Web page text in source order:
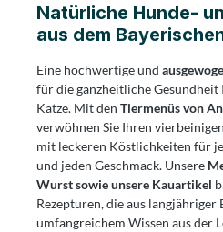
Natürliche Hunde-
aus dem
Eine hochwertige und
für die ganzheitliche
Katze. Mit den Tiermenüs von
verwöhnen Sie Ihren
mit leckeren Köstlichkeiten für
und jeden Geschmack. Unsere
Wurst sowie unsere Kauartikel
Rezepturen, die aus
umfangreichem Wissen aus der